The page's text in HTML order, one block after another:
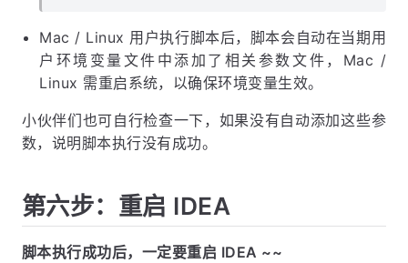
Mac / Linux 用户执行脚本后，脚本会自动在当期用
户环境变量文件中添加了相关参数文件，Mac /
Linux 需重启系统，以确保环境变量生效。
小伙伴们也可自行检查一下，如果没有自动添加这些参
数，说明脚本执行没有成功。
第六步：重启 IDEA
脚本执行成功后，一定要重启 IDEA ~~